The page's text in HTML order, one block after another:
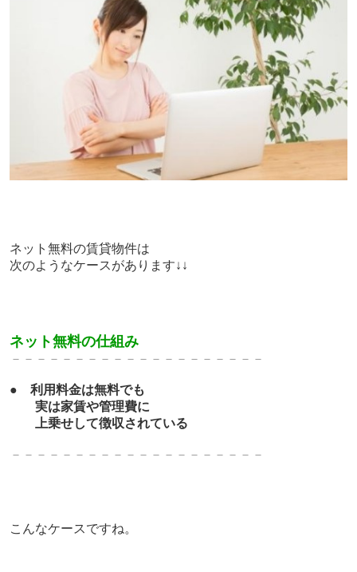
ネット無料の賃貸物件は
次のようなケースがあります↓↓
ネット無料の仕組み
－－－－－－－－－－－－－－－－－－－－
● 利用料金は無料でも
実は家賃や管理費に
上乗せして徴収されている
－－－－－－－－－－－－－－－－－－－－
こんなケースですね。